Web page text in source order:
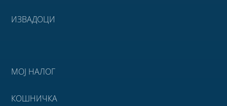
ИЗВАДОЦИ
МОЈ НАЛОГ
КОШНИЧКА